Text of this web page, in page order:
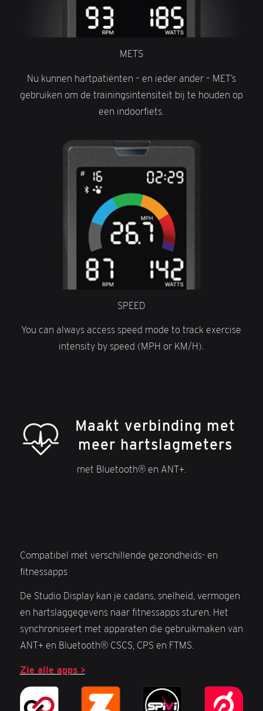
METS
Nu kunnen hartpatiënten – en ieder ander – MET’s
gebruiken om de trainingsintensiteit bij te houden op
een indoorfiets.
SPEED
You can always access speed mode to track exercise
intensity by speed (MPH or KM/H).
Maakt verbinding met
meer hartslagmeters
met Bluetooth® en ANT+.
Compatibel met verschillende gezondheids- en
fitnessapps
De Studio Display kan je cadans, snelheid, vermogen
en hartslaggegevens naar fitnessapps sturen. Het
synchroniseert met apparaten die gebruikmaken van
ANT+ en Bluetooth® CSCS, CPS en FTMS.
Zie alle apps >